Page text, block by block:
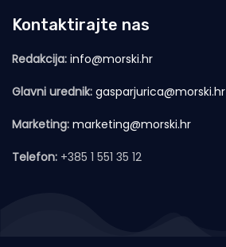
Kontaktirajte nas
Redakcija: info@morski.hr
Glavni urednik: gasparjurica@morski.hr
Marketing: marketing@morski.hr
Telefon: +385 1 551 35 12